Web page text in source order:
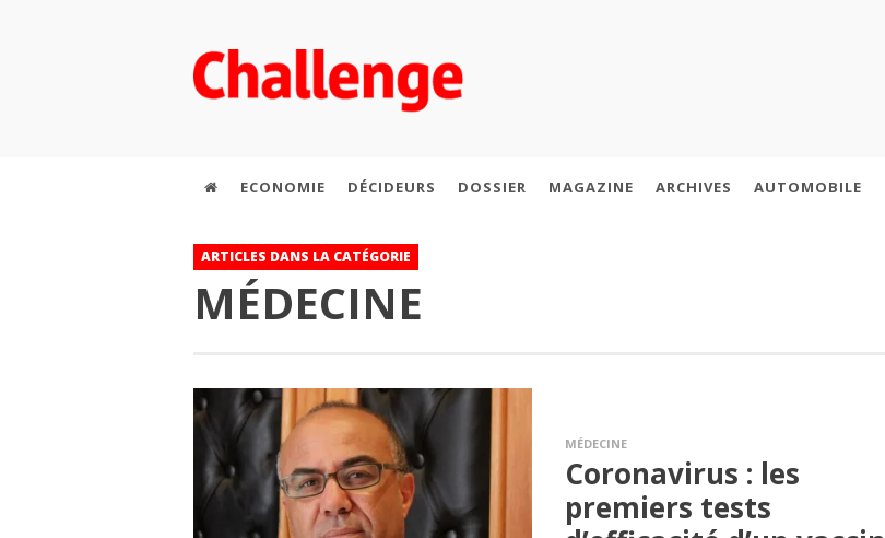
ECONOMIE DÉCIDEURS DOSSIER MAGAZINE ARCHIVES AUTOMOBILE
ARTICLES DANS LA CATÉGORIE
MÉDECINE
MÉDECINE
Coronavirus : les
premiers tests